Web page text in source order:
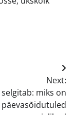
Next:
miks on